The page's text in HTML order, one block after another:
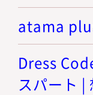
atama
Dress
スパート |